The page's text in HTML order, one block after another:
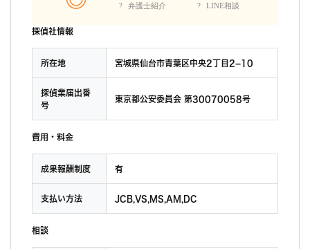
弁護士紹介
LINE相談
探偵社情報
所在地 宮城県仙台市青葉区中央2丁目2−10
探偵業届出番
号
東京都公安委員会 第30070058号
費用・料金
成果報酬制度 有
支払い方法 JCB,VS,MS,AM,DC
相談